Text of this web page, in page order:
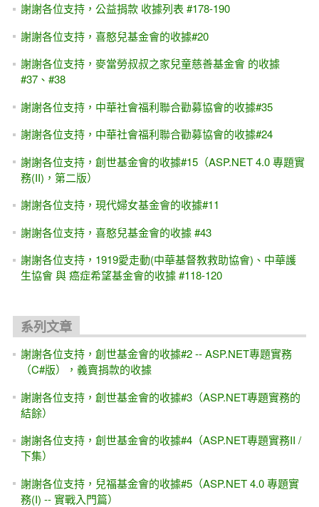
謝謝各位支持，公益捐款 收據列表 #178-190
謝謝各位支持，喜憨兒基金會的收據#20
謝謝各位支持，麥當勞叔叔之家兒童慈善基金會 的收據
#37、#38
謝謝各位支持，中華社會福利聯合勸募協會的收據#35
謝謝各位支持，中華社會福利聯合勸募協會的收據#24
謝謝各位支持，創世基金會的收據#15（ASP.NET 4.0 專題實
務(II)，第二版）
謝謝各位支持，現代婦女基金會的收據#11
謝謝各位支持，喜憨兒基金會的收據 #43
謝謝各位支持，1919愛走動(中華基督教救助協會)、中華護
生協會 與 癌症希望基金會的收據 #118-120
系列文章
謝謝各位支持，創世基金會的收據#2 -- ASP.NET專題實務
（C#版），義賣捐款的收據
謝謝各位支持，創世基金會的收據#3（ASP.NET專題實務的
結餘）
謝謝各位支持，創世基金會的收據#4（ASP.NET專題實務II /
下集）
謝謝各位支持，兒福基金會的收據#5（ASP.NET 4.0 專題實
務(I) -- 實戰入門篇）